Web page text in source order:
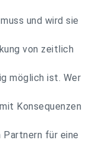
und wird sie
von zeitlich
möglich ist. Wer
Konsequenzen
Partnern für eine